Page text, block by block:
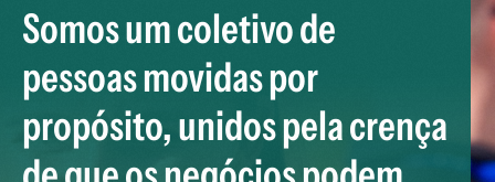
Somos um coletivo de
pessoas movidas por
propósito, unidos pela crença